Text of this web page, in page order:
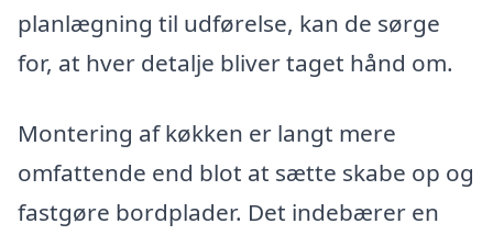
planlægning til udførelse, kan de sørge
for, at hver detalje bliver taget hånd om.
Montering af køkken er langt mere
omfattende end blot at sætte skabe op og
fastgøre bordplader. Det indebærer en